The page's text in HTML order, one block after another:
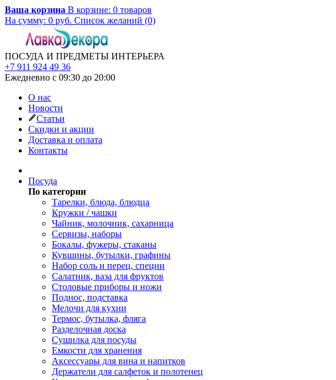
Ваша корзина В корзине: 0 товаров
На сумму: 0 руб. Список желаний (0)
ПОСУДА И ПРЕДМЕТЫ ИНТЕРЬЕРА
+7 911 924 49 36
Ежедневно с 09:30 до 20:00
О нас
Новости
Статьи
Скидки и акции
Доставка и оплата
Контакты
Посуда
По категории
Тарелки, блюда, блюдца
Кружки / чашки
Чайник, молочник, сахарница
Сервизы, наборы
Бокалы, фужеры, стаканы
Кувшины, бутылки, графины
Набор соль и перец, специи
Салатник, ваза для фруктов
Столовые приборы и ножи
Поднос, подставка
Мелочи для кухни
Термос, бутылка, фляга
Разделочная доска
Сушилка для посуды
Емкости для хранения
Аксессуары для вина и напитков
Держатели для салфеток и полотенец